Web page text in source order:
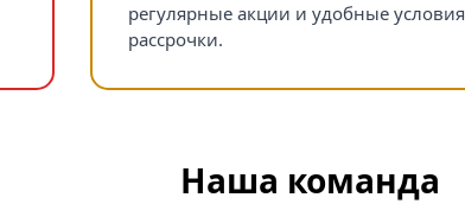
регулярные акции и удобные условия
рассрочки.
Наша команда